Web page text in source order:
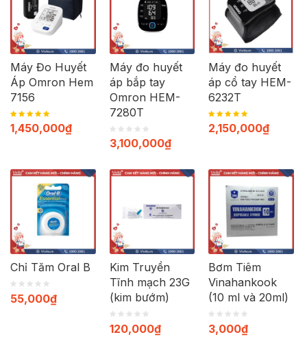
Máy Đo Huyết
Áp Omron Hem
7156
1,450,000₫
Máy đo huyết
áp bắp tay
Omron HEM-
7280T
3,100,000₫
Máy đo huyết
áp cổ tay HEM-
6232T
2,150,000₫
Chỉ Tăm Oral B
55,000₫
Kim Truyền
Tĩnh mạch 23G
(kim bướm)
120,000₫
Bơm Tiêm
Vinahankook
(10 ml và 20ml)
3,000₫